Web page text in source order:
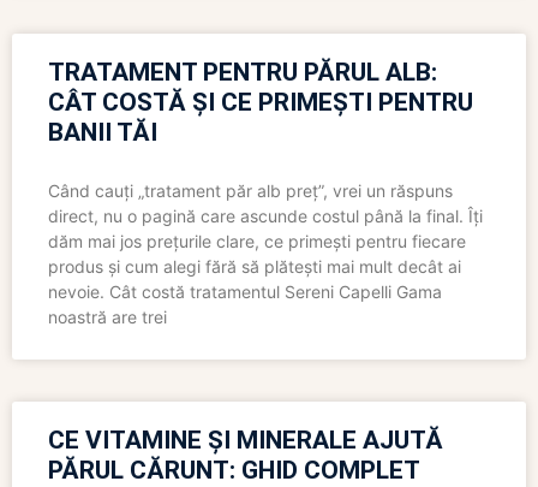
TRATAMENT PENTRU PĂRUL ALB:
CÂT COSTĂ ȘI CE PRIMEȘTI PENTRU
BANII TĂI
Când cauți „tratament păr alb preț”, vrei un răspuns
direct, nu o pagină care ascunde costul până la final. Îți
dăm mai jos prețurile clare, ce primești pentru fiecare
produs și cum alegi fără să plătești mai mult decât ai
nevoie. Cât costă tratamentul Sereni Capelli Gama
noastră are trei
CE VITAMINE ȘI MINERALE AJUTĂ
PĂRUL CĂRUNT: GHID COMPLET